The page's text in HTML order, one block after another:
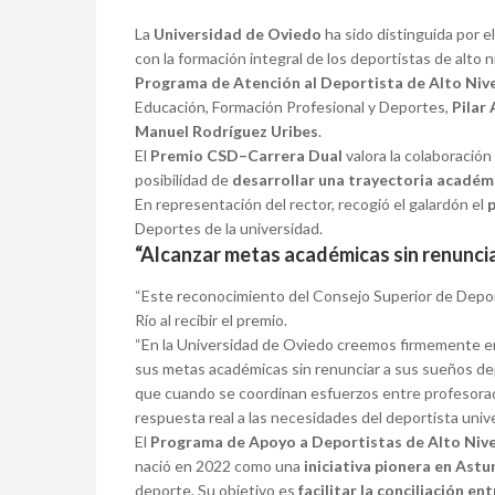
La Universidad de Oviedo ha sido distinguida por
con la formación integral de los deportistas de alto
Programa de Atención al Deportista de Alto
Educación, Formación Profesional y Deportes, Pilar
Manuel Rodríguez Uribes.
El Premio CSD–Carrera Dual valora la
posibilidad de desarrollar una trayectoria
En representación del rector, recogió el galardón el
Deportes de la universidad.
“Alcanzar metas académicas sin
“Este reconocimiento del Consejo Superior de
Río al recibir el premio.
“En la Universidad de Oviedo creemos firmemente
sus metas académicas sin renunciar a sus sueños
que cuando se coordinan esfuerzos entre
respuesta real a las necesidades del deportista
El Programa de Apoyo a Deportistas de Alto
nació en 2022 como una iniciativa pionera en
deporte. Su objetivo es facilitar la conciliación